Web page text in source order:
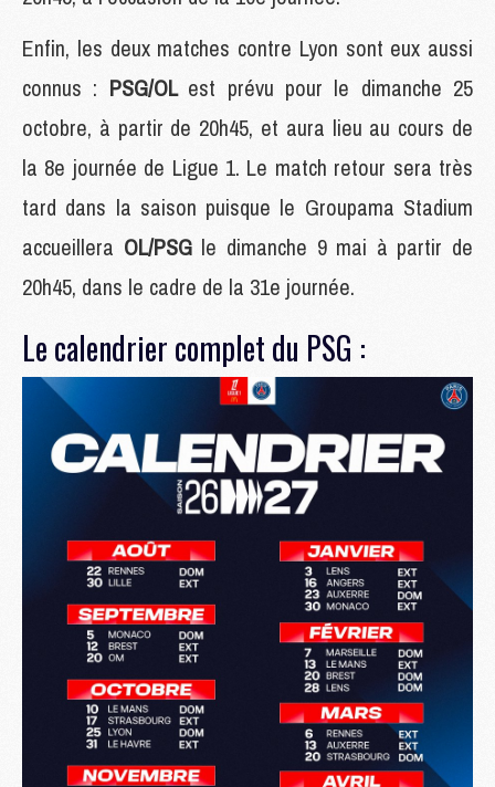
Enfin, les deux matches contre Lyon sont eux aussi
connus : PSG/OL est prévu pour le dimanche 25
octobre, à partir de 20h45, et aura lieu au cours de
la 8e journée de Ligue 1. Le match retour sera très
tard dans la saison puisque le Groupama Stadium
accueillera OL/PSG le dimanche 9 mai à partir de
20h45, dans le cadre de la 31e journée.
Le calendrier complet du PSG :